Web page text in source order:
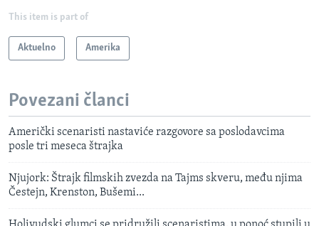
This item is part of
Aktuelno Amerika
Povezani članci
Američki scenaristi nastaviće razgovore sa poslodavcima
posle tri meseca štrajka
Njujork: Štrajk filmskih zvezda na Tajms skveru, među njima
Čestejn, Krenston, Bušemi...